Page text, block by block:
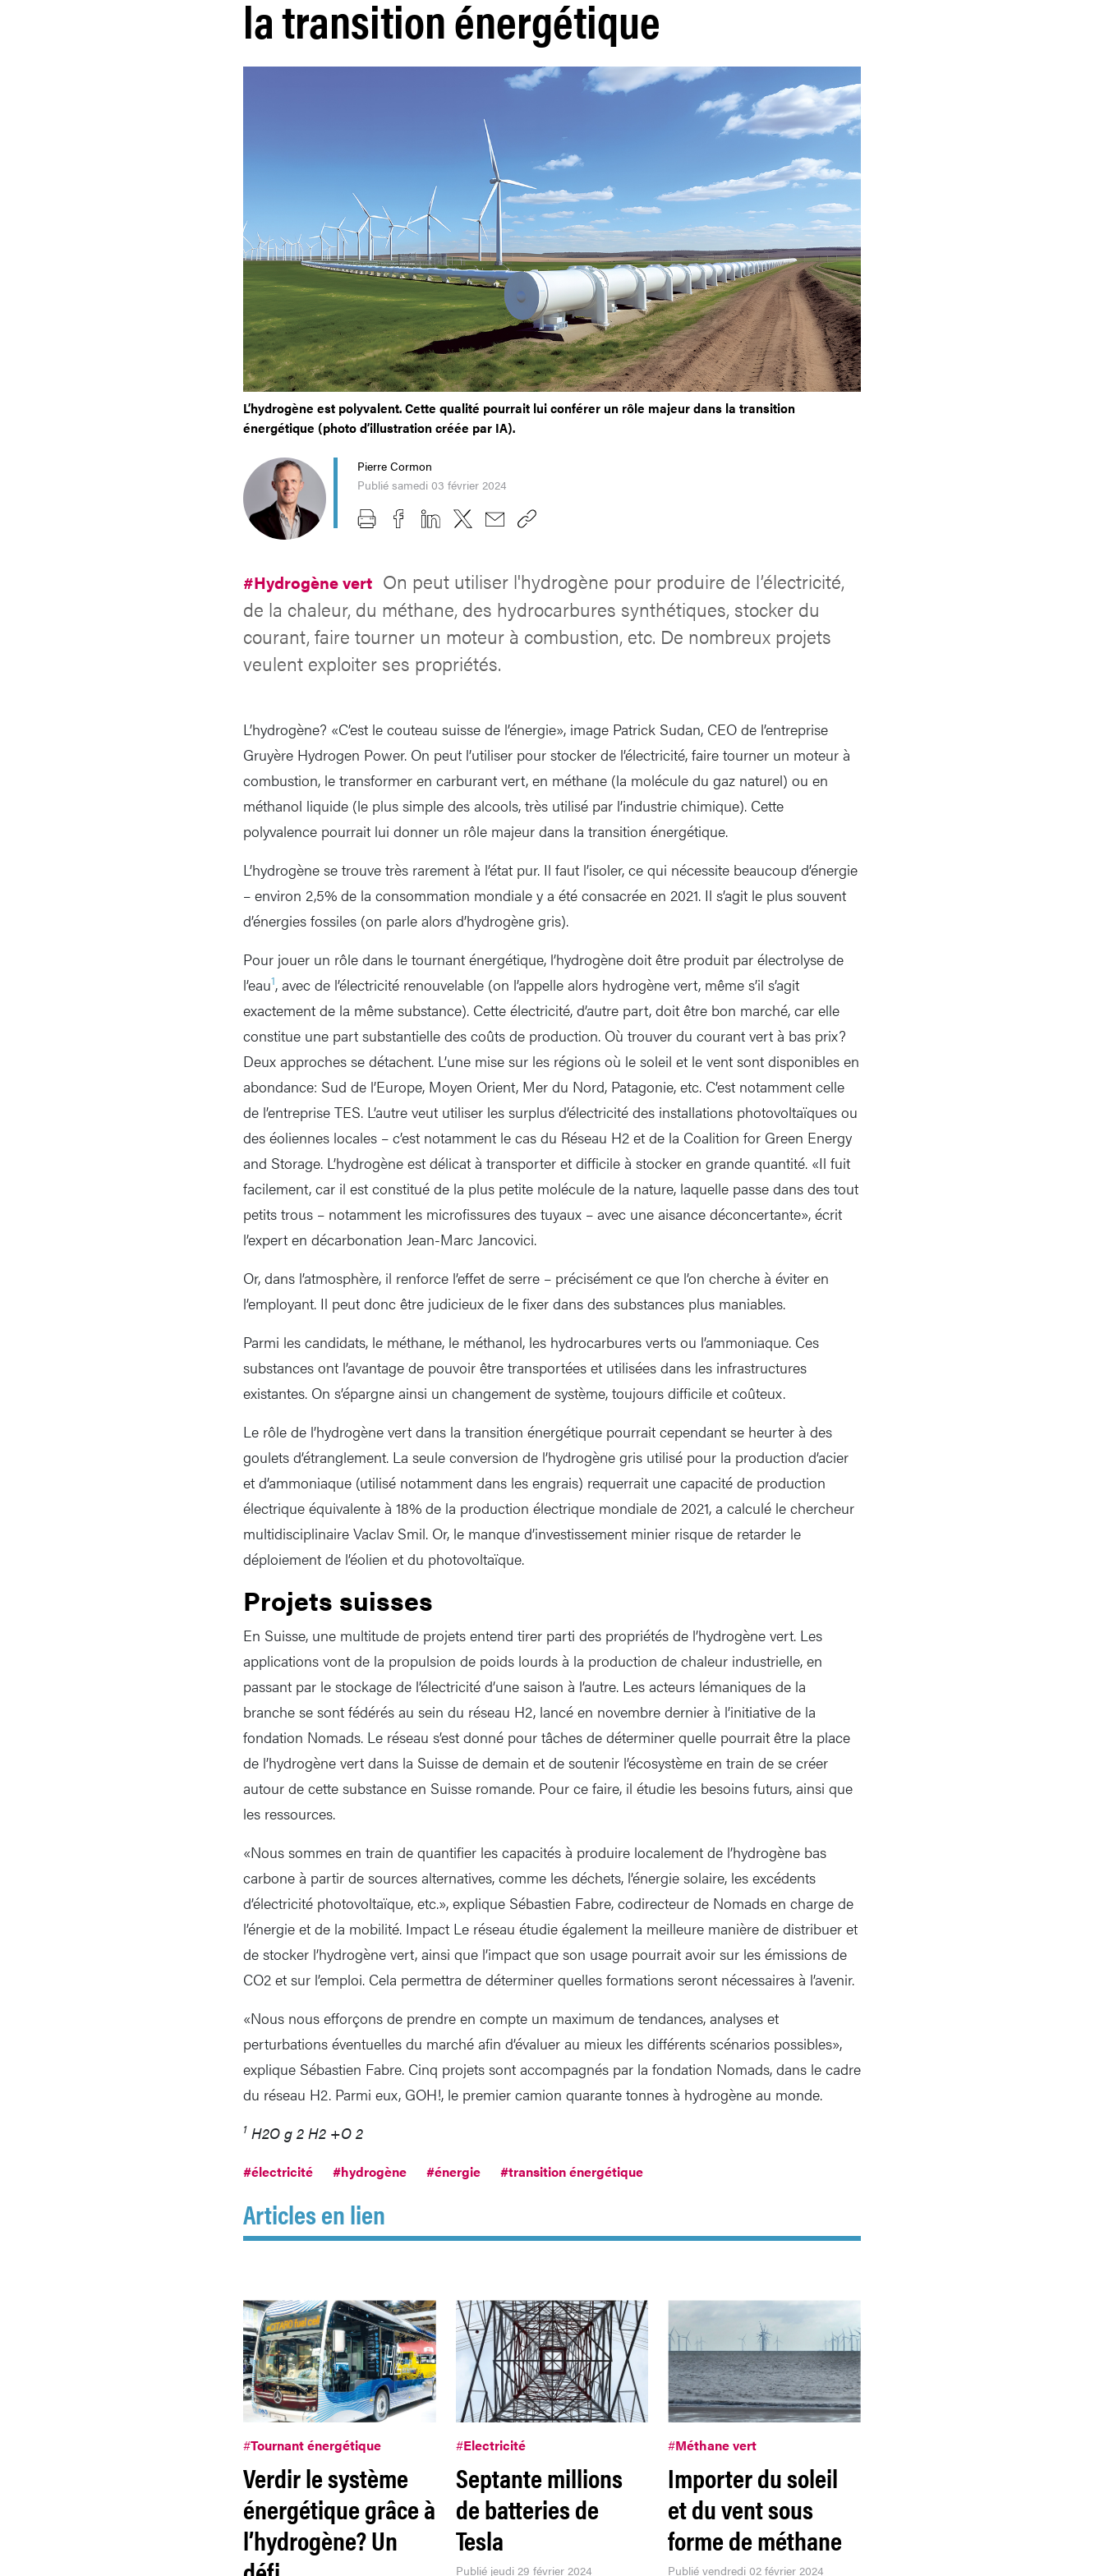
la transition énergétique
L’hydrogène est polyvalent. Cette qualité pourrait lui conférer un rôle majeur dans la transition
énergétique (photo d’illustration créée par IA).
Pierre Cormon
Publié samedi 03 février 2024
#Hydrogène vert On peut utiliser l'hydrogène pour produire de l’électricité,
de la chaleur, du méthane, des hydrocarbures synthétiques, stocker du
courant, faire tourner un moteur à combustion, etc. De nombreux projets
veulent exploiter ses propriétés.
L’hydrogène? «C’est le couteau suisse de l’énergie», image Patrick Sudan, CEO de l’entreprise
Gruyère Hydrogen Power. On peut l’utiliser pour stocker de l’électricité, faire tourner un moteur à
combustion, le transformer en carburant vert, en méthane (la molécule du gaz naturel) ou en
méthanol liquide (le plus simple des alcools, très utilisé par l’industrie chimique). Cette
polyvalence pourrait lui donner un rôle majeur dans la transition énergétique.
L’hydrogène se trouve très rarement à l’état pur. Il faut l’isoler, ce qui nécessite beaucoup d’énergie
– environ 2,5% de la consommation mondiale y a été consacrée en 2021. Il s’agit le plus souvent
d’énergies fossiles (on parle alors d’hydrogène gris).
Pour jouer un rôle dans le tournant énergétique, l’hydrogène doit être produit par électrolyse de
l’eau1, avec de l’électricité renouvelable (on l’appelle alors hydrogène vert, même s’il s’agit
exactement de la même substance). Cette électricité, d’autre part, doit être bon marché, car elle
constitue une part substantielle des coûts de production. Où trouver du courant vert à bas prix?
Deux approches se détachent. L’une mise sur les régions où le soleil et le vent sont disponibles en
abondance: Sud de l’Europe, Moyen Orient, Mer du Nord, Patagonie, etc. C’est notamment celle
de l’entreprise TES. L’autre veut utiliser les surplus d’électricité des installations photovoltaïques ou
des éoliennes locales – c’est notamment le cas du Réseau H2 et de la Coalition for Green Energy
and Storage. L’hydrogène est délicat à transporter et difficile à stocker en grande quantité. «Il fuit
facilement, car il est constitué de la plus petite molécule de la nature, laquelle passe dans des tout
petits trous – notamment les microfissures des tuyaux – avec une aisance déconcertante», écrit
l’expert en décarbonation Jean-Marc Jancovici.
Or, dans l’atmosphère, il renforce l’effet de serre – précisément ce que l’on cherche à éviter en
l’employant. Il peut donc être judicieux de le fixer dans des substances plus maniables.
Parmi les candidats, le méthane, le méthanol, les hydrocarbures verts ou l’ammoniaque. Ces
substances ont l’avantage de pouvoir être transportées et utilisées dans les infrastructures
existantes. On s’épargne ainsi un changement de système, toujours difficile et coûteux.
Le rôle de l’hydrogène vert dans la transition énergétique pourrait cependant se heurter à des
goulets d’étranglement. La seule conversion de l’hydrogène gris utilisé pour la production d’acier
et d’ammoniaque (utilisé notamment dans les engrais) requerrait une capacité de production
électrique équivalente à 18% de la production électrique mondiale de 2021, a calculé le chercheur
multidisciplinaire Vaclav Smil. Or, le manque d’investissement minier risque de retarder le
déploiement de l’éolien et du photovoltaïque.
Projets suisses
En Suisse, une multitude de projets entend tirer parti des propriétés de l’hydrogène vert. Les
applications vont de la propulsion de poids lourds à la production de chaleur industrielle, en
passant par le stockage de l’électricité d’une saison à l’autre. Les acteurs lémaniques de la
branche se sont fédérés au sein du réseau H2, lancé en novembre dernier à l’initiative de la
fondation Nomads. Le réseau s’est donné pour tâches de déterminer quelle pourrait être la place
de l’hydrogène vert dans la Suisse de demain et de soutenir l’écosystème en train de se créer
autour de cette substance en Suisse romande. Pour ce faire, il étudie les besoins futurs, ainsi que
les ressources.
«Nous sommes en train de quantifier les capacités à produire localement de l’hydrogène bas
carbone à partir de sources alternatives, comme les déchets, l’énergie solaire, les excédents
d’électricité photovoltaïque, etc.», explique Sébastien Fabre, codirecteur de Nomads en charge de
l’énergie et de la mobilité. Impact Le réseau étudie également la meilleure manière de distribuer et
de stocker l’hydrogène vert, ainsi que l’impact que son usage pourrait avoir sur les émissions de
CO2 et sur l’emploi. Cela permettra de déterminer quelles formations seront nécessaires à l’avenir.
«Nous nous efforçons de prendre en compte un maximum de tendances, analyses et
perturbations éventuelles du marché afin d’évaluer au mieux les différents scénarios possibles»,
explique Sébastien Fabre. Cinq projets sont accompagnés par la fondation Nomads, dans le cadre
du réseau H2. Parmi eux, GOH!, le premier camion quarante tonnes à hydrogène au monde.
1 H2O g 2 H2 +O 2
#électricité #hydrogène #énergie #transition énergétique
Articles en lien
#Tournant énergétique
Verdir le système
énergétique grâce à
l’hydrogène? Un
#Electricité
Septante millions
de batteries de
Tesla
Publié jeudi 29 février 2024
#Méthane vert
Importer du soleil
et du vent sous
forme de méthane
Publié vendredi 02 février 2024